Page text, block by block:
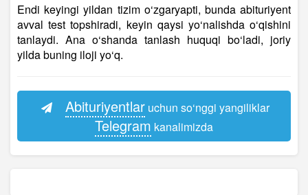
Endi keyingi yildan tizim o‘zgaryapti, bunda abituriyent
avval test topshiradi, keyin qaysi yo‘nalishda o‘qishini
tanlaydi. Ana o‘shanda tanlash huquqi bo‘ladi, joriy
yilda buning iloji yo‘q.
Abituriyentlaruchun so‘nggi yangiliklar
Telegram kanalimizda